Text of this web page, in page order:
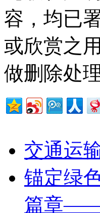
容，均已
或欣赏之
做删除处
交通运
锚定绿
篇章——